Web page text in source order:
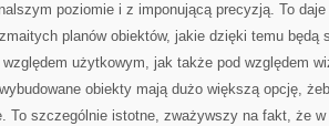
poziomie i z imponującą precyzją. To
planów obiektów, jakie dzięki temu będą
użytkowym, jak także pod względem
obiekty mają dużo większą opcję,
To szczególnie istotne, zważywszy na fakt, że